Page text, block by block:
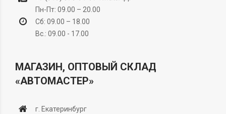
Пн-Пт: 09.00 – 20.00
Сб: 09.00 – 18.00
Вс.: 09.00 - 17.00
МАГАЗИН, ОПТОВЫЙ СКЛАД
«АВТОМАСТЕР»
г. Екатеринбург